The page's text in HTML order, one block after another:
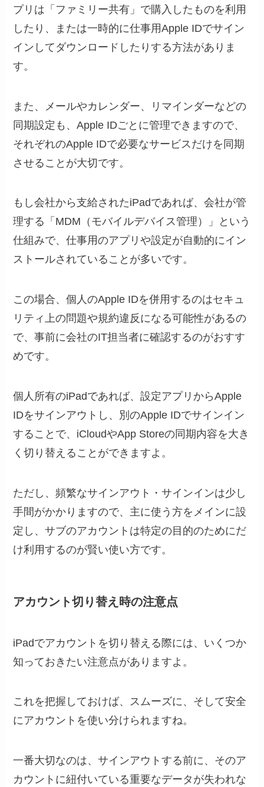
プリは「ファミリー共有」で購入したものを利用
したり、または一時的に仕事用Apple IDでサイン
インしてダウンロードしたりする方法がありま
す。
また、メールやカレンダー、リマインダーなどの
同期設定も、Apple IDごとに管理できますので、
それぞれのApple IDで必要なサービスだけを同期
させることが大切です。
もし会社から支給されたiPadであれば、会社が管
理する「MDM（モバイルデバイス管理）」という
仕組みで、仕事用のアプリや設定が自動的にイン
ストールされていることが多いです。
この場合、個人のApple IDを併用するのはセキュ
リティ上の問題や規約違反になる可能性があるの
で、事前に会社のIT担当者に確認するのがおすす
めです。
個人所有のiPadであれば、設定アプリからApple
IDをサインアウトし、別のApple IDでサインイン
することで、iCloudやApp Storeの同期内容を大き
く切り替えることができますよ。
ただし、頻繁なサインアウト・サインインは少し
手間がかかりますので、主に使う方をメインに設
定し、サブのアカウントは特定の目的のためにだ
け利用するのが賢い使い方です。
アカウント切り替え時の注意点
iPadでアカウントを切り替える際には、いくつか
知っておきたい注意点がありますよ。
これを把握しておけば、スムーズに、そして安全
にアカウントを使い分けられますね。
一番大切なのは、サインアウトする前に、そのア
カウントに紐付いている重要なデータが失われな